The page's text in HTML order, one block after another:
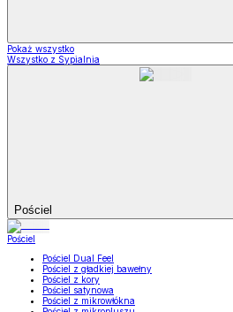
Pokaż wszystko
Wszystko z Sypialnia
Pościel
Pościel
Pościel Dual Feel
Pościel z gładkiej bawełny
Pościel z kory
Pościel satynowa
Pościel z mikrowłókna